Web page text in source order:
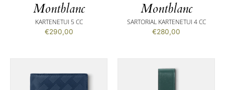
Montblanc
KARTENETUI 5 CC
€290,00
Montblanc
SARTORIAL KARTENETUI 4 CC
€280,00